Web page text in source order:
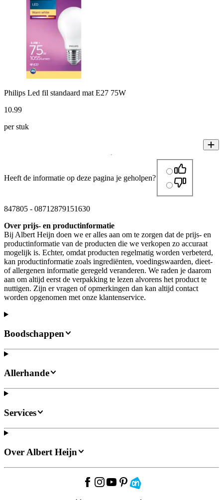
Philips Led fil standaard mat E27 75W
10.99
per stuk
Heeft de informatie op deze pagina je geholpen?
847805 - 08712879151630
Over prijs- en productinformatie
Bij Albert Heijn doen we er alles aan om te zorgen dat de prijs- en
productinformatie van de producten die we verkopen zo accuraat
mogelijk is. Echter, omdat producten regelmatig worden verbeterd,
kan productinformatie zoals ingrediënten, voedingswaarden, dieet-
of allergenen informatie geregeld veranderen. We raden je daarom
aan om altijd eerst de verpakking te lezen alvorens het product te
nuttigen. Zijn er vragen of opmerkingen dan kan altijd contact
worden opgenomen met onze klantenservice.
Boodschappen
Allerhande
Services
Over Albert Heijn